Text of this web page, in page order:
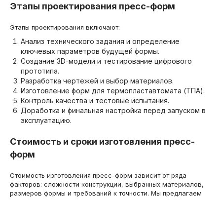
Этапы проектирования пресс-форм
Этапы проектирования включают:
Анализ технического задания и определение
ключевых параметров будущей формы.
Создание 3D-модели и тестирование цифрового
прототипа.
Разработка чертежей и выбор материалов.
Изготовление форм для термопластавтомата (ТПА).
Контроль качества и тестовые испытания.
Доработка и финальная настройка перед запуском в
эксплуатацию.
Стоимость и сроки изготовления пресс-
форм
Стоимость изготовления пресс-форм зависит от ряда
факторов: сложности конструкции, выбранных материалов,
размеров формы и требований к точности. Мы предлагаем